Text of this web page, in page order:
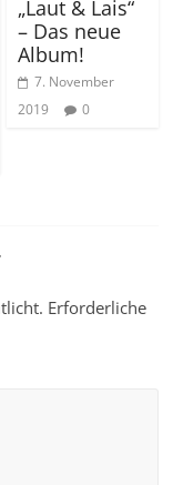
„Laut & Lais“
– Das neue
Album!
7. November
2019
0
Erforderliche